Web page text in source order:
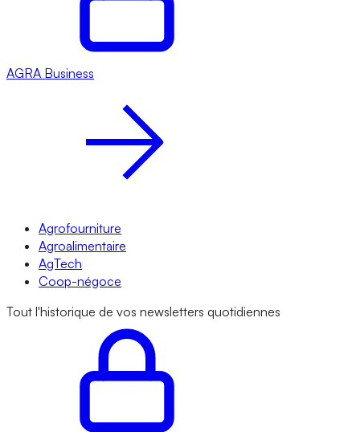
AGRA Business
Agrofourniture
Agroalimentaire
AgTech
Coop-négoce
Tout l'historique de vos newsletters quotidiennes